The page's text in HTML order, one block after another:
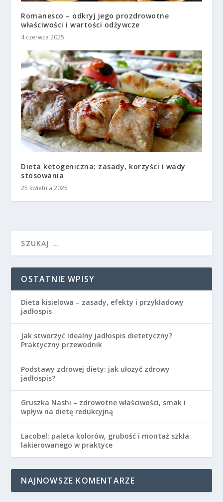
Romanesco – odkryj jego prozdrowotne
właściwości i wartości odżywcze
4 czerwca 2025
Dieta ketogeniczna: zasady, korzyści i wady
stosowania
25 kwietnia 2025
OSTATNIE WPISY
Dieta kisielowa – zasady, efekty i przykładowy
jadłospis
Jak stworzyć idealny jadłospis dietetyczny?
Praktyczny przewodnik
Podstawy zdrowej diety: jak ułożyć zdrowy
jadłospis?
Gruszka Nashi – zdrowotne właściwości, smak i
wpływ na dietę redukcyjną
Lacobel: paleta kolorów, grubość i montaż szkła
lakierowanego w praktyce
NAJNOWSZE KOMENTARZE